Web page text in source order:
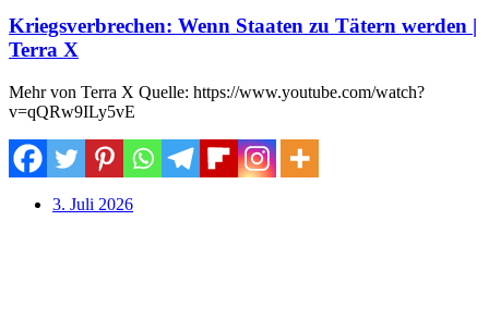
Kriegsverbrechen: Wenn Staaten zu Tätern werden |
Terra X
Mehr von Terra X Quelle: https://www.youtube.com/watch?
v=qQRw9ILy5vE
3. Juli 2026